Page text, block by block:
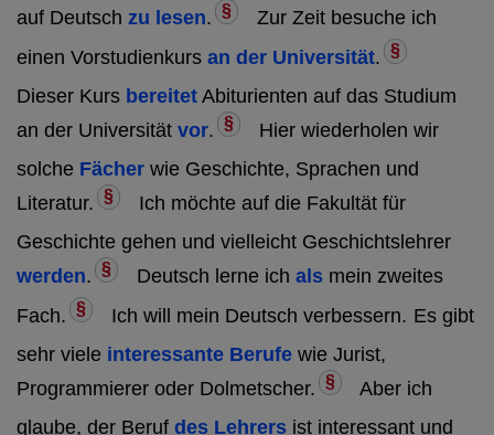
auf Deutsch zu lesen. §
Zur Zeit besuche ich
einen Vorstudienkurs an der Universität. §
Dieser Kurs bereitet Abiturienten auf das Studium
an der Universität vor. §
Hier wiederholen wir
solche Fächer wie Geschichte, Sprachen und
Literatur. §
Ich möchte auf die Fakultät für
Geschichte gehen und vielleicht Geschichtslehrer
werden. § Deutsch lerne ich als mein zweites
Fach. § Ich will mein Deutsch verbessern. Es gibt
sehr viele interessante Berufe wie Jurist,
Programmierer oder Dolmetscher. §
Aber ich
glaube, der Beruf des Lehrers ist interessant und